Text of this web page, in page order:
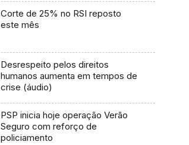
Corte de 25% no RSI reposto
este mês
Desrespeito pelos direitos
humanos aumenta em tempos de
crise (áudio)
PSP inicia hoje operação Verão
Seguro com reforço de
policiamento